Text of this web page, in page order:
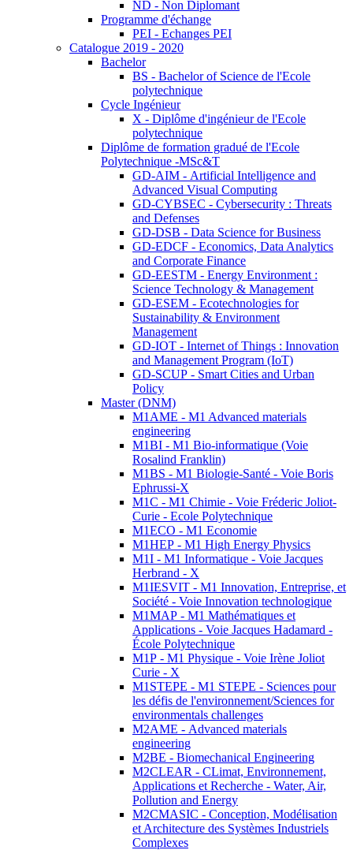
ND - Non Diplomant
Programme d'échange
PEI - Echanges PEI
Catalogue 2019 - 2020
Bachelor
BS - Bachelor of Science de l'Ecole
polytechnique
Cycle Ingénieur
X - Diplôme d'ingénieur de l'Ecole
polytechnique
Diplôme de formation gradué de l'Ecole
Polytechnique -MSc&T
GD-AIM - Artificial Intelligence and
Advanced Visual Computing
GD-CYBSEC - Cybersecurity : Threats
and Defenses
GD-DSB - Data Science for Business
GD-EDCF - Economics, Data Analytics
and Corporate Finance
GD-EESTM - Energy Environment :
Science Technology & Management
GD-ESEM - Ecotechnologies for
Sustainability & Environment
Management
GD-IOT - Internet of Things : Innovation
and Management Program (IoT)
GD-SCUP - Smart Cities and Urban
Policy
Master (DNM)
M1AME - M1 Advanced materials
engineering
M1BI - M1 Bio-informatique (Voie
Rosalind Franklin)
M1BS - M1 Biologie-Santé - Voie Boris
Ephrussi-X
M1C - M1 Chimie - Voie Fréderic Joliot-
Curie - Ecole Polytechnique
M1ECO - M1 Economie
M1HEP - M1 High Energy Physics
M1I - M1 Informatique - Voie Jacques
Herbrand - X
M1IESVIT - M1 Innovation, Entreprise, et
Société - Voie Innovation technologique
M1MAP - M1 Mathématiques et
Applications - Voie Jacques Hadamard -
École Polytechnique
M1P - M1 Physique - Voie Irène Joliot
Curie - X
M1STEPE - M1 STEPE - Sciences pour
les défis de l'environnement/Sciences for
environmentals challenges
M2AME - Advanced materials
engineering
M2BE - Biomechanical Engineering
M2CLEAR - CLimat, Environnement,
Applications et Recherche - Water, Air,
Pollution and Energy
M2CMASIC - Conception, Modélisation
et Architecture des Systèmes Industriels
Complexes